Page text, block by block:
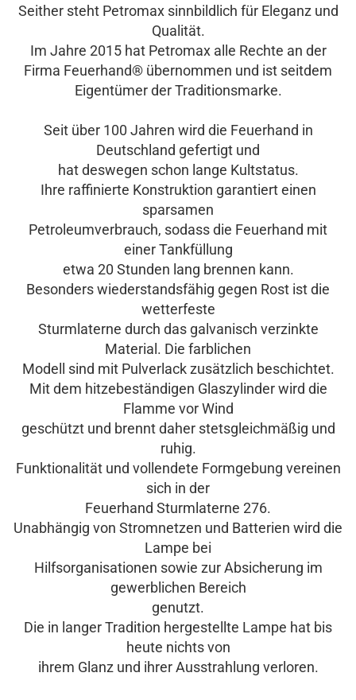
Seither steht Petromax sinnbildlich für Eleganz und
Qualität.
Im Jahre 2015 hat Petromax alle Rechte an der
Firma Feuerhand® übernommen und ist seitdem
Eigentümer der Traditionsmarke.
Seit über 100 Jahren wird die Feuerhand in
Deutschland gefertigt und
hat deswegen schon lange Kultstatus.
Ihre raffinierte Konstruktion garantiert einen
sparsamen
Petroleumverbrauch, sodass die Feuerhand mit
einer Tankfüllung
etwa 20 Stunden lang brennen kann.
Besonders wiederstandsfähig gegen Rost ist die
wetterfeste
Sturmlaterne durch das galvanisch verzinkte
Material. Die farblichen
Modell sind mit Pulverlack zusätzlich beschichtet.
Mit dem hitzebeständigen Glaszylinder wird die
Flamme vor Wind
geschützt und brennt daher stetsgleichmäßig und
ruhig.
Funktionalität und vollendete Formgebung vereinen
sich in der
Feuerhand Sturmlaterne 276.
Unabhängig von Stromnetzen und Batterien wird die
Lampe bei
Hilfsorganisationen sowie zur Absicherung im
gewerblichen Bereich
genutzt.
Die in langer Tradition hergestellte Lampe hat bis
heute nichts von
ihrem Glanz und ihrer Ausstrahlung verloren.